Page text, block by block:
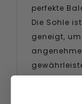
perfekte
Die Sohle
geneigt,